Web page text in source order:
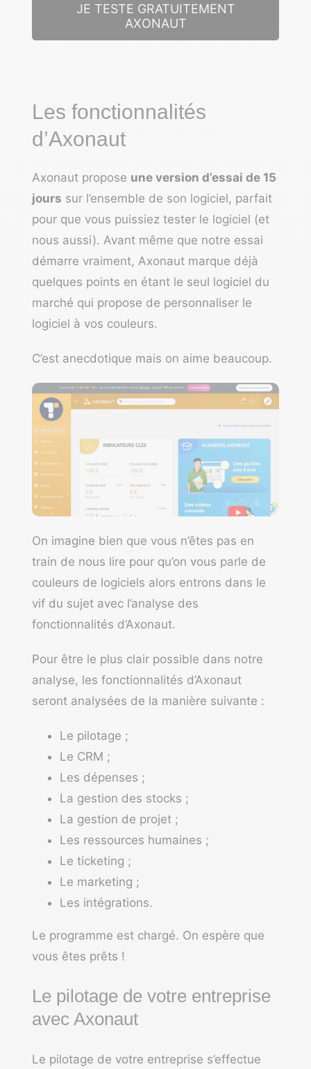
JE TESTE GRATUITEMENT
AXONAUT
Les fonctionnalités
d’Axonaut
Axonaut propose une version d’essai de 15
jours sur l’ensemble de son logiciel, parfait
pour que vous puissiez tester le logiciel (et
nous aussi). Avant même que notre essai
démarre vraiment, Axonaut marque déjà
quelques points en étant le seul logiciel du
marché qui propose de personnaliser le
logiciel à vos couleurs.
C’est anecdotique mais on aime beaucoup.
On imagine bien que vous n’êtes pas en
train de nous lire pour qu’on vous parle de
couleurs de logiciels alors entrons dans le
vif du sujet avec l’analyse des
fonctionnalités d’Axonaut.
Pour être le plus clair possible dans notre
analyse, les fonctionnalités d’Axonaut
seront analysées de la manière suivante :
Le pilotage ;
Le CRM ;
Les dépenses ;
La gestion des stocks ;
La gestion de projet ;
Les ressources humaines ;
Le ticketing ;
Le marketing ;
Les intégrations.
Le programme est chargé. On espère que
vous êtes prêts !
Le pilotage de votre entreprise
avec Axonaut
Le pilotage de votre entreprise s’effectue